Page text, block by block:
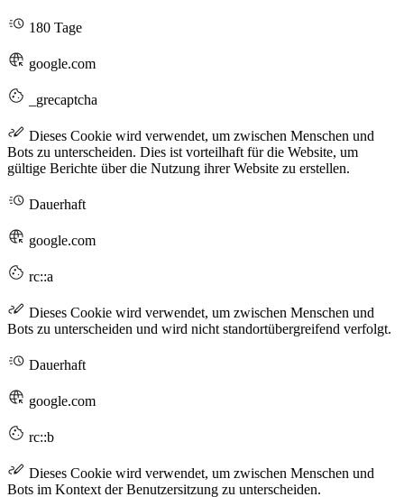
180 Tage
google.com
_grecaptcha
Dieses Cookie wird verwendet, um zwischen Menschen und
Bots zu unterscheiden. Dies ist vorteilhaft für die Website, um
gültige Berichte über die Nutzung ihrer Website zu erstellen.
Dauerhaft
google.com
rc::a
Dieses Cookie wird verwendet, um zwischen Menschen und
Bots zu unterscheiden und wird nicht standortübergreifend verfolgt.
Dauerhaft
google.com
rc::b
Dieses Cookie wird verwendet, um zwischen Menschen und
Bots im Kontext der Benutzersitzung zu unterscheiden.